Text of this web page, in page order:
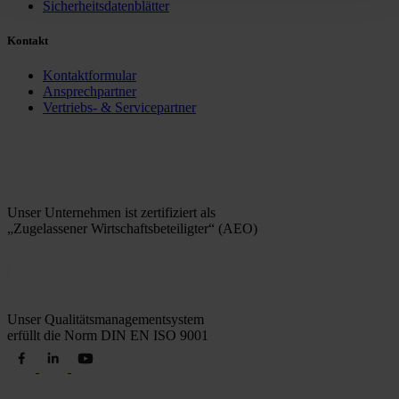
Sicherheitsdatenblätter
Kontakt
Kontaktformular
Ansprechpartner
Vertriebs- & Servicepartner
Unser Unternehmen ist zertifiziert als
„Zugelassener Wirtschaftsbeteiligter“ (AEO)
Unser Qualitätsmanagementsystem
erfüllt die Norm DIN EN ISO 9001